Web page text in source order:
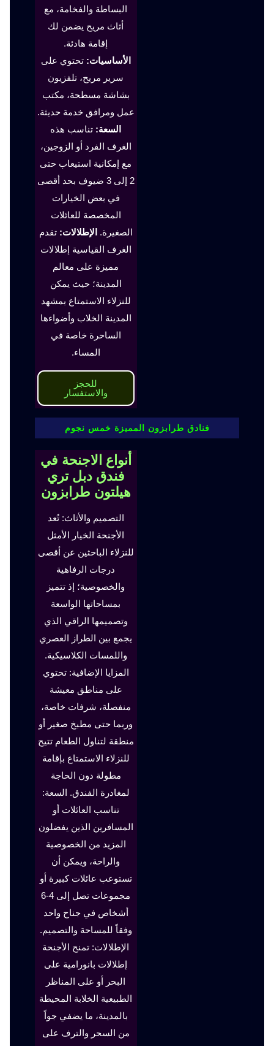
البساطة والفخامة، مع
أثاث مريح يضمن لك
إقامة هادئة.
الأساسيات: تحتوي على
سرير مريح، تلفزيون
بشاشة مسطحة، مكتب
عمل ومرافق خدمة حديثة.
السعة: تناسب هذه
الغرف الفرد أو الزوجين،
مع إمكانية استيعاب حتى
2 إلى 3 ضيوف بحد أقصى
في بعض الخيارات
المخصصة للعائلات
الصغيرة. الإطلالات: تقدم
الغرف القياسية إطلالات
مميزة على معالم
المدينة؛ حيث يمكن
للنزلاء الاستمتاع بمشهد
المدينة الخلاب وأضواءها
الساحرة خاصة في
المساء.
للحجز
والاستفسار
فنادق طرابزون المميزة خمس نجوم
أنواع الاجنحة في
فندق دبل تري
هيلتون طرابزون
التصميم والأثاث: تُعد
الأجنحة الخيار الأمثل
للنزلاء الباحثين عن أقصى
درجات الرفاهية
والخصوصية؛ إذ تتميز
بمساحاتها الواسعة
وتصميمها الراقي الذي
يجمع بين الطراز العصري
واللمسات الكلاسيكية.
المزايا الإضافية: تحتوي
على مناطق معيشة
منفصلة، شرفات خاصة،
وربما حتى مطبخ صغير أو
منطقة لتناول الطعام تتيح
للنزلاء الاستمتاع بإقامة
مطولة دون الحاجة
لمغادرة الفندق. السعة:
تناسب العائلات أو
المسافرين الذين يفضلون
المزيد من الخصوصية
والراحة، ويمكن أن
تستوعب عائلات كبيرة أو
مجموعات تصل إلى 4-6
أشخاص في جناح واحد
وفقاً للمساحة والتصميم.
الإطلالات: تمنح الأجنحة
إطلالات بانورامية على
البحر أو على المناظر
الطبيعية الخلابة المحيطة
بالمدينة، ما يضفي جواً
من السحر والترف على